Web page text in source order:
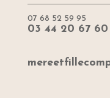
07 68 52 59 95
03 44 20 67 60